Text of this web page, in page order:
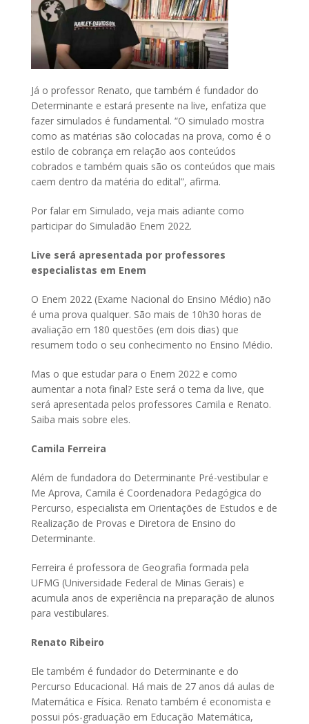
Já o professor Renato, que também é fundador do
Determinante e estará presente na live, enfatiza que
fazer simulados é fundamental. “O simulado mostra
como as matérias são colocadas na prova, como é o
estilo de cobrança em relação aos conteúdos
cobrados e também quais são os conteúdos que mais
caem dentro da matéria do edital”, afirma.
Por falar em Simulado, veja mais adiante como
participar do Simuladão Enem 2022.
Live será apresentada por professores
especialistas em Enem
O Enem 2022 (Exame Nacional do Ensino Médio) não
é uma prova qualquer. São mais de 10h30 horas de
avaliação em 180 questões (em dois dias) que
resumem todo o seu conhecimento no Ensino Médio.
Mas o que estudar para o Enem 2022 e como
aumentar a nota final? Este será o tema da live, que
será apresentada pelos professores Camila e Renato.
Saiba mais sobre eles.
Camila Ferreira
Além de fundadora do Determinante Pré-vestibular e
Me Aprova, Camila é Coordenadora Pedagógica do
Percurso, especialista em Orientações de Estudos e de
Realização de Provas e Diretora de Ensino do
Determinante.
Ferreira é professora de Geografia formada pela
UFMG (Universidade Federal de Minas Gerais) e
acumula anos de experiência na preparação de alunos
para vestibulares.
Renato Ribeiro
Ele também é fundador do Determinante e do
Percurso Educacional. Há mais de 27 anos dá aulas de
Matemática e Física. Renato também é economista e
possui pós-graduação em Educação Matemática,